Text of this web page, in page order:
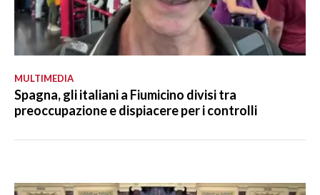
MULTIMEDIA
Spagna, gli italiani a Fiumicino divisi tra
preoccupazione e dispiacere per i controlli